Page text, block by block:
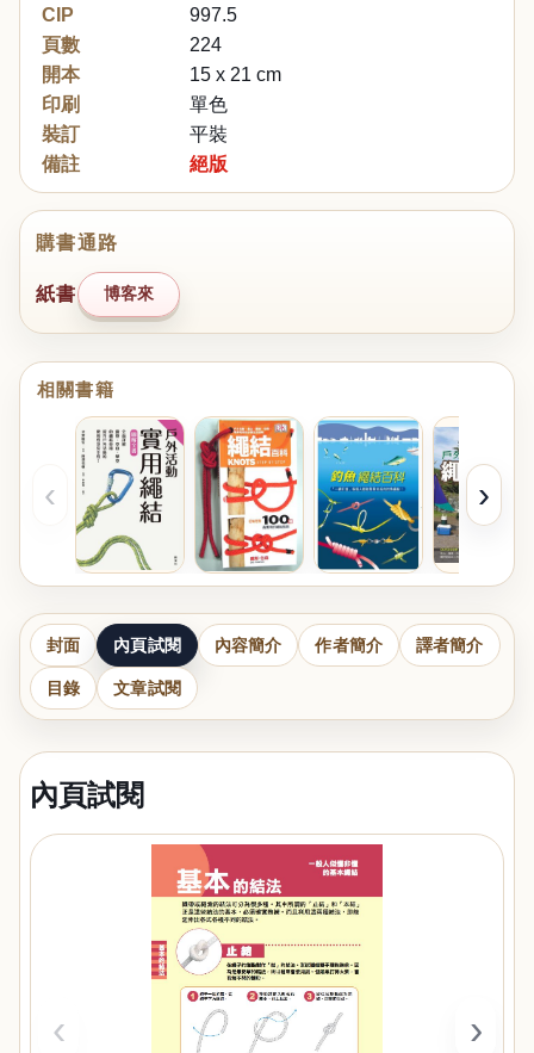
CIP
997.5
頁數
224
開本
15 x 21 cm
印刷
單色
裝訂
平裝
備註
絕版
購書通路
紙書 博客來
相關書籍
‹ ›
封面 內頁試閱 內容簡介 作者簡介 譯者簡介
目錄 文章試閱
內頁試閱
‹ ›